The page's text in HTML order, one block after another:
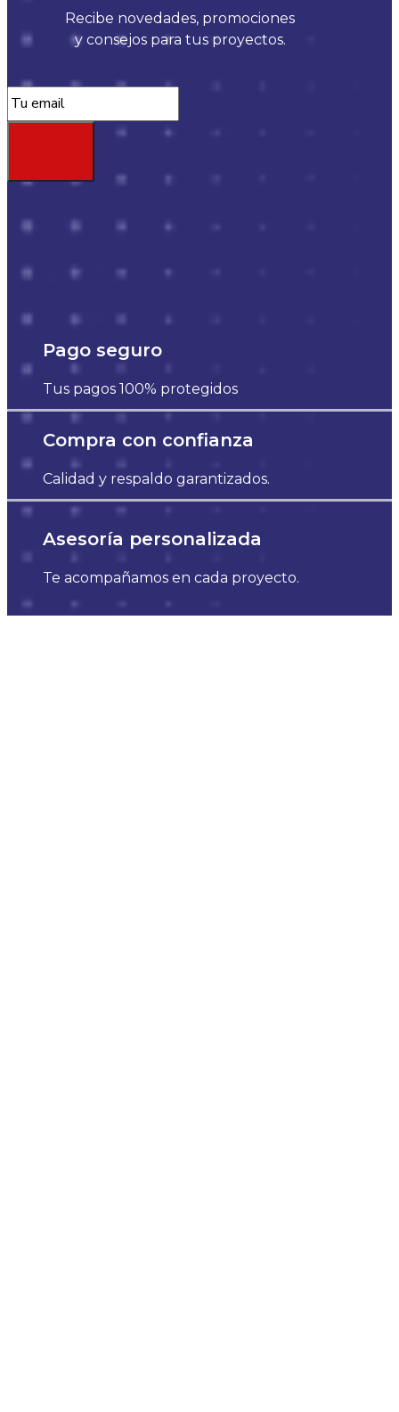
Recibe novedades, promociones
y consejos para tus proyectos.
Pago seguro
Tus pagos 100% protegidos
Compra con confianza
Calidad y respaldo garantizados.
Asesoría personalizada
Te acompañamos en cada proyecto.